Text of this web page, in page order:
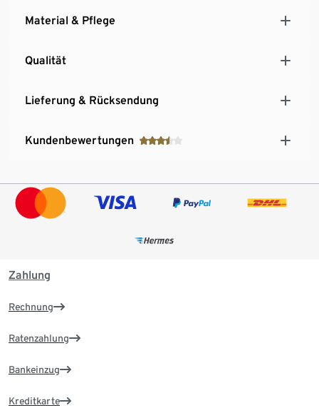
Material & Pflege
Qualität
Lieferung & Rücksendung
Kundenbewertungen
Zahlung
Rechnung
Ratenzahlung
Bankeinzug
Kreditkarte